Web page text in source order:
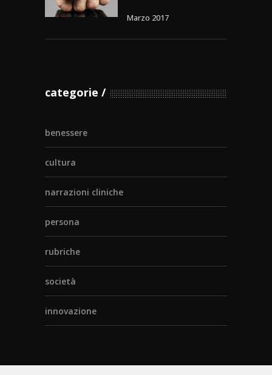
Marzo 2017
categorie
benessere
cultura
narrazioni cliniche
persona
rubriche
società
innovazione